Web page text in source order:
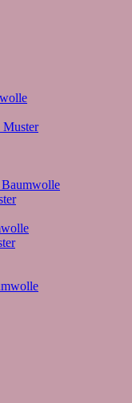
Muster
Baumwolle